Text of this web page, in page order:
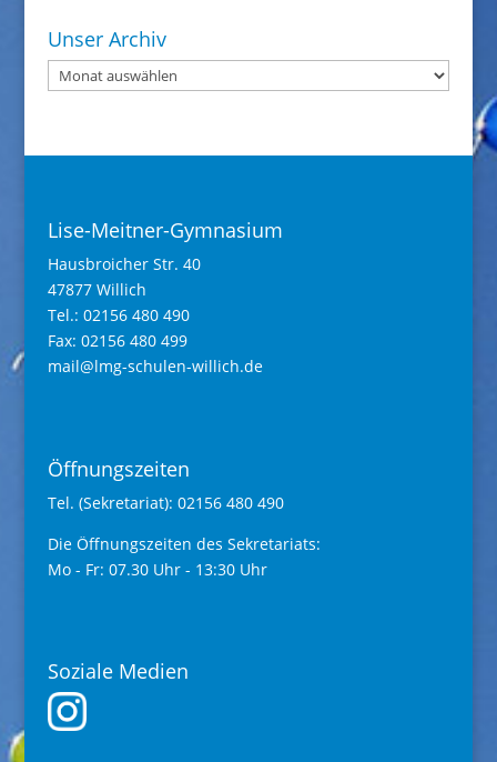
Unser Archiv
Unser
Archiv
Lise-Meitner-Gymnasium
Hausbroicher Str. 40
47877 Willich
Tel.: 02156 480 490
Fax: 02156 480 499
mail@lmg-schulen-willich.de
Öffnungszeiten
Tel. (Sekretariat): 02156 480 490
Die Öffnungszeiten des Sekretariats:
Mo - Fr: 07.30 Uhr - 13:30 Uhr
Soziale Medien